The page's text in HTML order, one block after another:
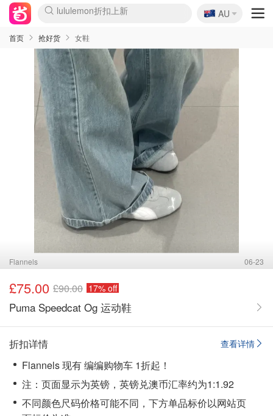
lululemon折扣上新
Sasa美妆护肤3.5折
SSENSE年中3折
FreshBeauty好价汇总
Cettire降价+叠9折
Farfetch折上8折
WWS Coles超市实拍
viagogo二手票捡漏
Myer清仓1折起
The Outnet奢牌1折起
David Jones 3折起
Flannels大牌1折
Perfumes Club护肤1折
AMIRO返校季6.2折
Oweek抽奖送Airpods
Amazon折扣汇总
eToro入金$200送$50
Amazon数码好物
ICONIC本周7.5折
ThedoubleF高奢地板价
Moose Knuckles 6折
丝芙兰5折起
EUFY官网3.7折起
Selenichast首饰2折
Trip机票酒店促销
YSL送5件彩妆礼
Amazon家居好物
BIGBANG巡演开票
David Jones时尚3折
Amazon美妆护肤
雅漾大喷$8
过敏原检测盒$33
伊索独家赠50ml沐浴露
科颜氏清仓3折
SEALIFE海洋馆门票6折
丝塔芙大白罐$16
订阅Newsletter送香薰
Cult Beauty 6.8折
Harrods圣诞日历2.3折
LN-CC奢牌私促3折
d'Alba空姐喷雾$16
EVE LOM套装逆天2折
Bernardelli独家4折
Adore Beauty 6折起
CT圣诞日历
Mytheresa奢品2.7折
Luxury Escapes 9折
Currentbody美容仪9折
MOON Garden Live
ALLSAINTS美衣3折
Roborock扫地机3.7折
Tingo Life水杯$24
Valentino官网5折
CR洗发护发6.3折
🇦🇺
AU
首页 抢好货 女鞋
Flannels 06-23
£75.00 £90.00 17% off
Puma Speedcat Og 运动鞋
查看详情
折扣详情
Flannels 现有 编编购物车 1折起！
注：页面显示为英镑，英镑兑澳币汇率约为1:1.92
不同颜色尺码价格可能不同，下方单品标价以网站页